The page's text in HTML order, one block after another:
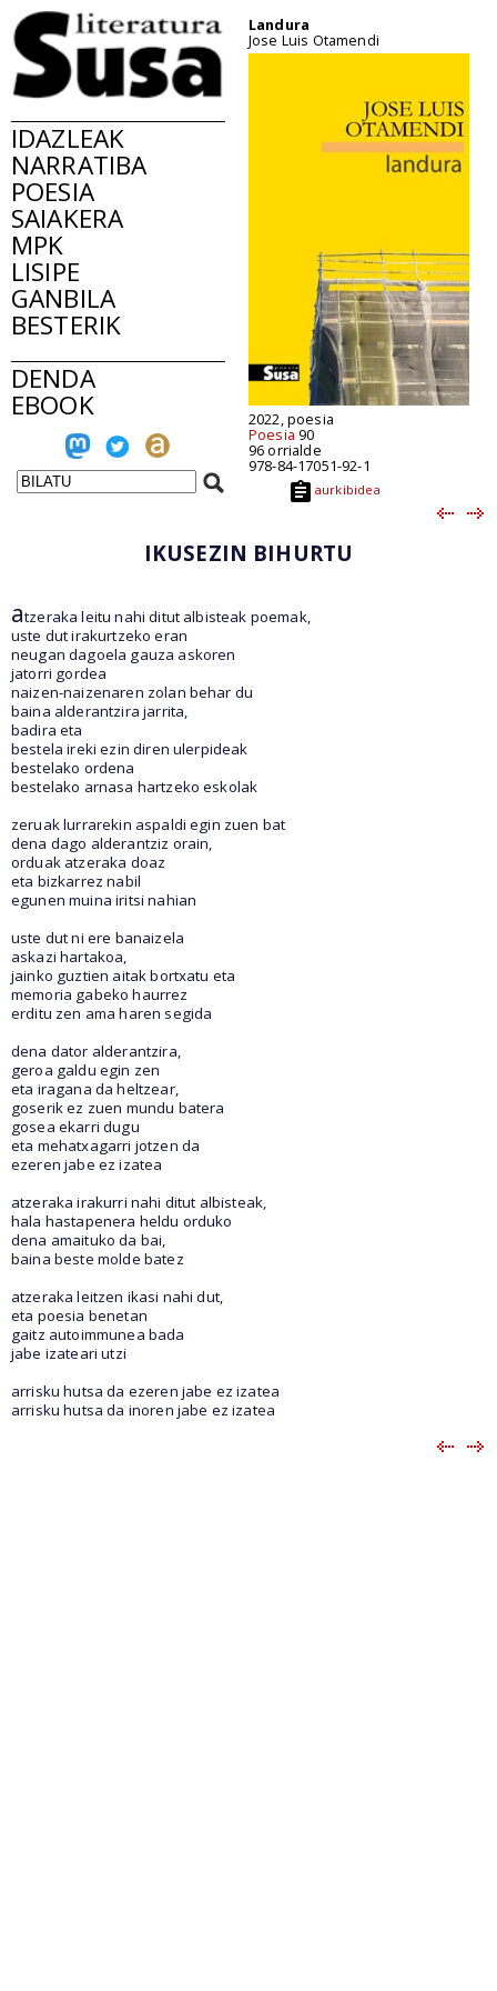
IDAZLEAK
NARRATIBA
POESIA
SAIAKERA
MPK
LISIPE
GANBILA
BESTERIK
DENDA
EBOOK
Landura
Jose Luis Otamendi
2022, poesia
Poesia 90
96 orrialde
978-84-17051-92-1
aurkibidea
IKUSEZIN BIHURTU
atzeraka leitu nahi ditut albisteak poemak,
uste dut irakurtzeko eran
neugan dagoela gauza askoren
jatorri gordea
naizen-naizenaren zolan behar du
baina alderantzira jarrita,
badira eta
bestela ireki ezin diren ulerpideak
bestelako ordena
bestelako arnasa hartzeko eskolak
zeruak lurrarekin aspaldi egin zuen bat
dena dago alderantziz orain,
orduak atzeraka doaz
eta bizkarrez nabil
egunen muina iritsi nahian
uste dut ni ere banaizela
askazi hartakoa,
jainko guztien aitak bortxatu eta
memoria gabeko haurrez
erditu zen ama haren segida
dena dator alderantzira,
geroa galdu egin zen
eta iragana da heltzear,
goserik ez zuen mundu batera
gosea ekarri dugu
eta mehatxagarri jotzen da
ezeren jabe ez izatea
atzeraka irakurri nahi ditut albisteak,
hala hastapenera heldu orduko
dena amaituko da bai,
baina beste molde batez
atzeraka leitzen ikasi nahi dut,
eta poesia benetan
gaitz autoimmunea bada
jabe izateari utzi
arrisku hutsa da ezeren jabe ez izatea
arrisku hutsa da inoren jabe ez izatea